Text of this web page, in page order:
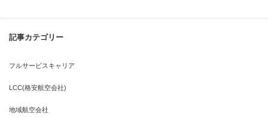
記事カテゴリー
フルサービスキャリア
LCC(格安航空会社)
地域航空会社